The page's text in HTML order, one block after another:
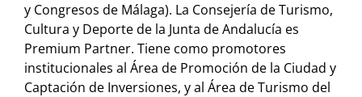
y Congresos de Málaga). La Consejería de Turismo,
Cultura y Deporte de la Junta de Andalucía es
Premium Partner. Tiene como promotores
institucionales al Área de Promoción de la Ciudad y
Captación de Inversiones, y al Área de Turismo del